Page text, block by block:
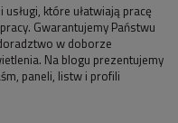
które ułatwiają pracę
Gwarantujemy Państwu
w doborze
Na blogu prezentujemy
paneli, listw i profili